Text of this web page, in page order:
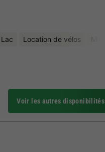
Lac Location de vélos
Voir les autres disponibilités